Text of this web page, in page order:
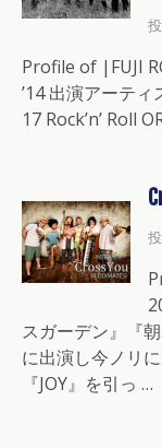
Profile of |FUJI
’14 出演アーテ
17 Rock’n’ Roll
スガーデン』『
に出演し今ノリ
『JOY』を引っ …